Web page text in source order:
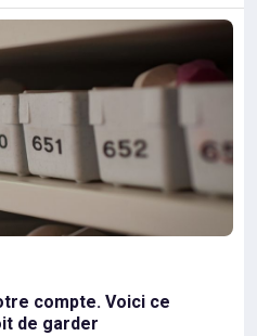
compte. Voici ce
de garder